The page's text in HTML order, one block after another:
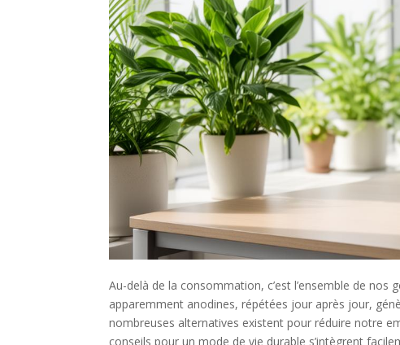
Au-delà de la consommation, c’est l’ensemble de nos
apparemment anodines, répétées jour après jour,
nombreuses alternatives existent pour réduire notre
conseils pour un mode de vie durable s’intègrent